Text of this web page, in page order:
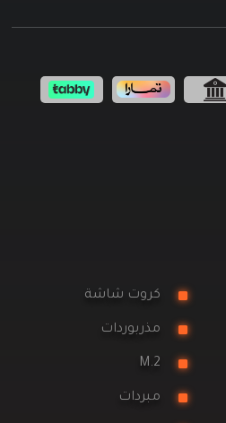
كروت شاشة
مذربوردات
M.2
مبردات